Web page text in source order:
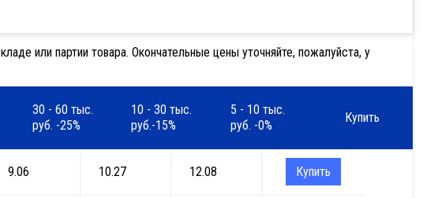
или партии товара. Окончательные цены уточняйте, пожалуйста, у
30 - 60 тыс.
руб. -25%
10 - 30 тыс.
руб.-15%
5 - 10 тыс.
руб. -0%
Купить
9.06 10.27 12.08 Купить